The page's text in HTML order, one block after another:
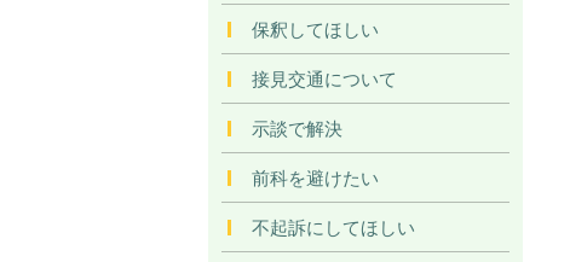
保釈してほしい
接見交通について
示談で解決
前科を避けたい
不起訴にしてほしい